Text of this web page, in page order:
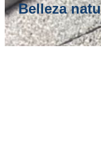
Belleza